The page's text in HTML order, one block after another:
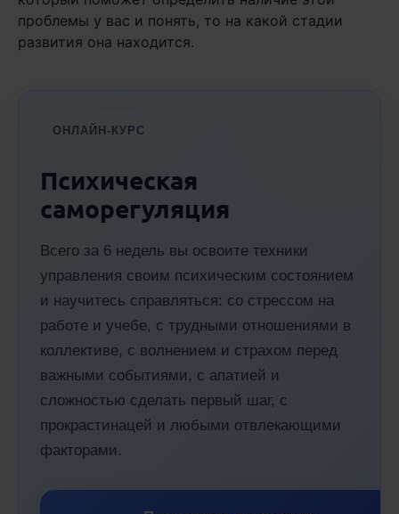
проблемы у вас и понять, то на какой стадии
развития она находится.
ОНЛАЙН-КУРС
Психическая
саморегуляция
Всего за 6 недель вы освоите техники
управления своим психическим состоянием
и научитесь справляться: со стрессом на
работе и учебе, с трудными отношениями в
коллективе, с волнением и страхом перед
важными событиями, с апатией и
сложностью сделать первый шаг, с
прокрастинацей и любыми отвлекающими
факторами.